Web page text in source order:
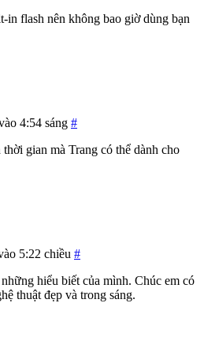
in flash nên không bao giờ dùng bạn
4:54 sáng #
gian mà Trang có thể dành cho
5:22 chiều #
hiểu biết của mình. Chúc em có
thuật đẹp và trong sáng.